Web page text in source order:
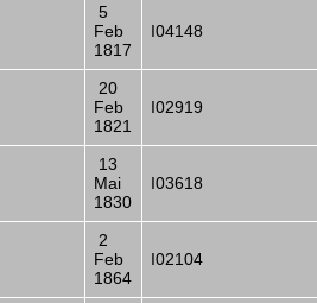
5
Feb
1817
I04148
20
Feb
1821
I02919
13
Mai
1830
I03618
2
Feb
1864
I02104